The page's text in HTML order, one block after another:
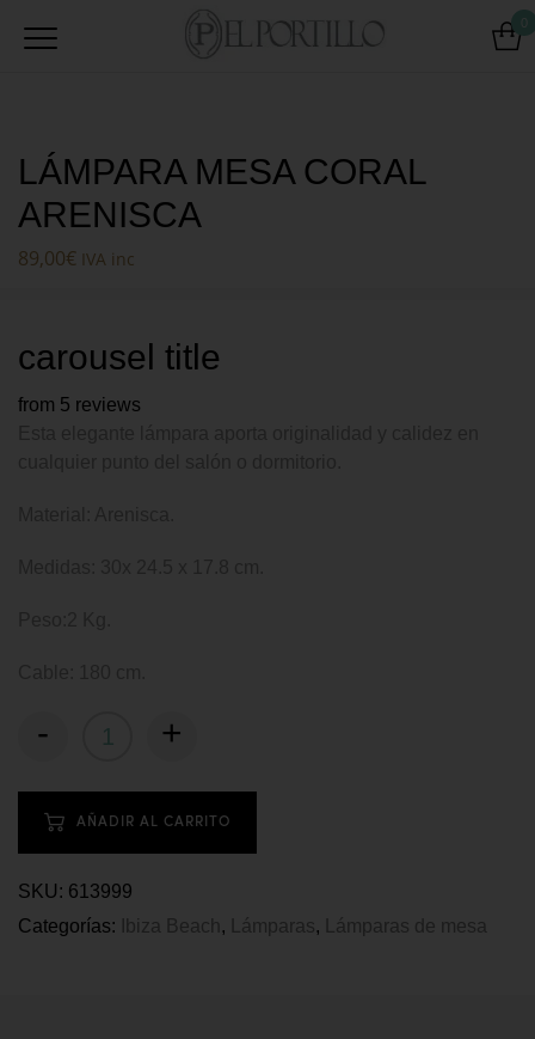
LÁMPARA MESA CORAL
ARENISCA
89,00€ IVA inc
carousel title
from 5 reviews
- +
AÑADIR AL CARRITO
SKU: 613999
Categorías:
Ibiza Beach , Lámparas, Lámparas de mesa